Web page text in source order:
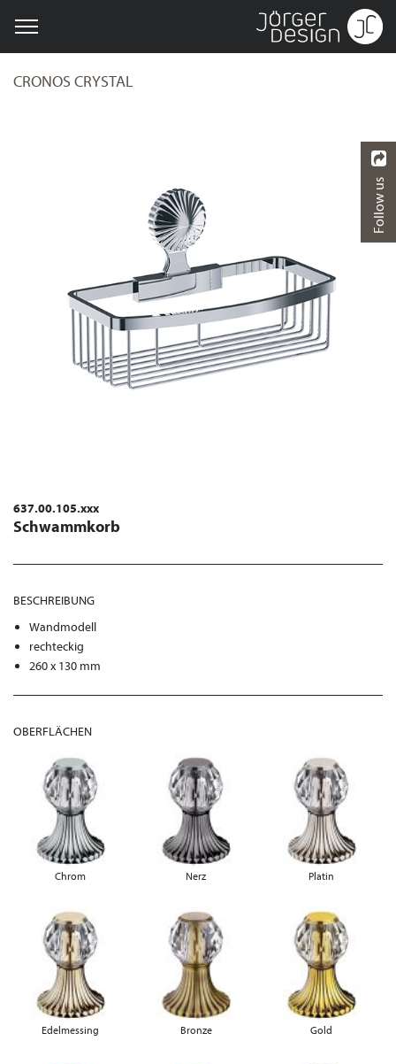
CRONOS CRYSTAL
637.00.105.xxx
Schwammkorb
BESCHREIBUNG
Wandmodell
rechteckig
260 x 130 mm
OBERFLÄCHEN
Chrom Nerz Platin
Edelmessing Bronze Gold
Follow us